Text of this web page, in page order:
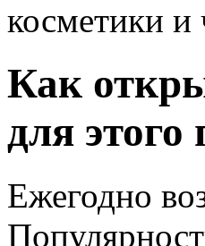
косметики и
Как
для этого
Ежегодно